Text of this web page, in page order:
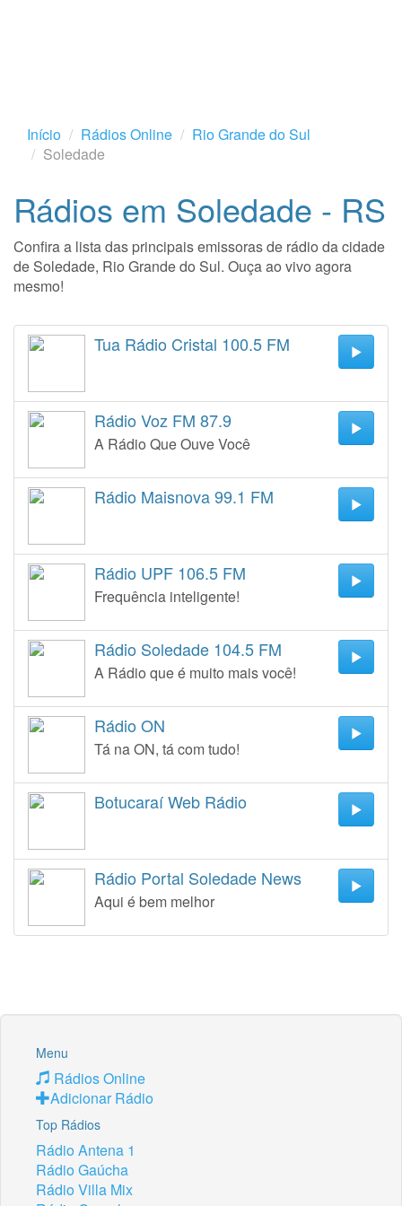
Início Rádios Online
Rio Grande do Sul
Soledade
Rádios em Soledade - RS
Confira a lista das principais emissoras de rádio da cidade
de Soledade, Rio Grande do Sul. Ouça ao vivo agora
mesmo!
Tua Rádio Cristal 100.5 FM
Rádio Voz FM 87.9
A Rádio Que Ouve Você
Rádio Maisnova 99.1 FM
Rádio UPF 106.5 FM
Frequência inteligente!
Rádio Soledade 104.5 FM
A Rádio que é muito mais você!
Rádio ON
Tá na ON, tá com tudo!
Botucaraí Web Rádio
Rádio Portal Soledade News
Aqui é bem melhor
Menu
Rádios Online
Adicionar Rádio
Top Rádios
Rádio Antena 1
Rádio Gaúcha
Rádio Villa Mix